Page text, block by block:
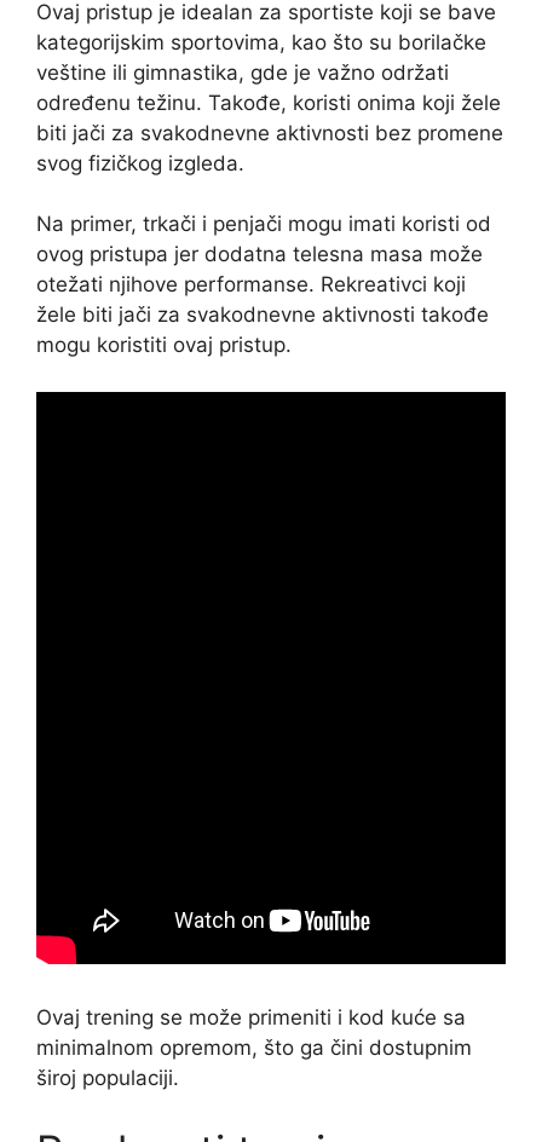
Ovaj pristup je idealan za sportiste koji se bave
kategorijskim sportovima, kao što su borilačke
veštine ili gimnastika, gde je važno održati
određenu težinu. Takođe, koristi onima koji žele
biti jači za svakodnevne aktivnosti bez promene
svog fizičkog izgleda.
Na primer, trkači i penjači mogu imati koristi od
ovog pristupa jer dodatna telesna masa može
otežati njihove performanse. Rekreativci koji
žele biti jači za svakodnevne aktivnosti takođe
mogu koristiti ovaj pristup.
Ovaj trening se može primeniti i kod kuće sa
minimalnom opremom, što ga čini dostupnim
široj populaciji.